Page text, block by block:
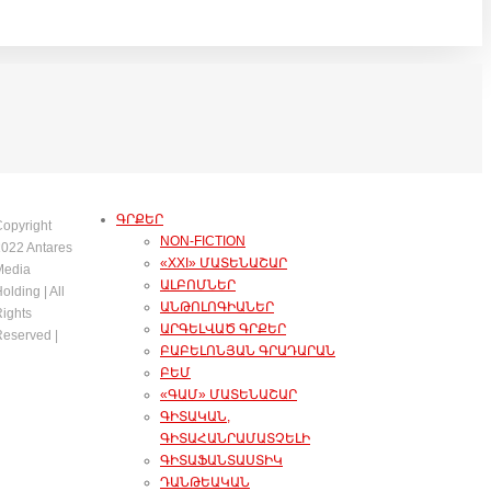
ԳՐՔԵՐ
NON-FICTION
«XXI» ՄԱՏԵՆԱՇԱՐ
ԱԼԲՈՄՆԵՐ
ԱՆԹՈԼՈԳԻԱՆԵՐ
ԱՐԳԵԼՎԱԾ ԳՐՔԵՐ
ԲԱԲԵԼՈՆՅԱՆ ԳՐԱԴԱՐԱՆ
ԲԵՄ
«ԳԱՄ» ՄԱՏԵՆԱՇԱՐ
ԳԻՏԱԿԱՆ,
ԳԻՏԱՀԱՆՐԱՄԱՏՉԵԼԻ
ԳԻՏԱՖԱՆՏԱՍՏԻԿ
ԴԱՆԹԵԱԿԱՆ
Antares
| All
|